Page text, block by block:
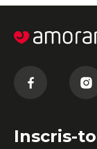
Inscris-